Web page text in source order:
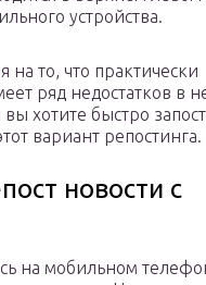
устройства.
на то, что практически
ряд недостатков в
хотите быстро
вариант репостинга.
новости с
на мобильном